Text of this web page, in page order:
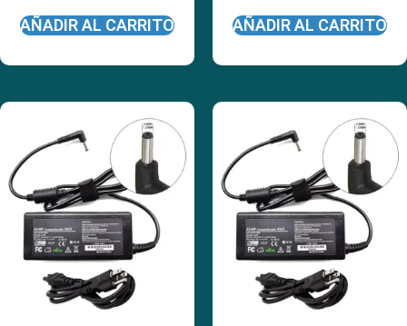
AÑADIR AL CARRITO AÑADIR AL CARRITO